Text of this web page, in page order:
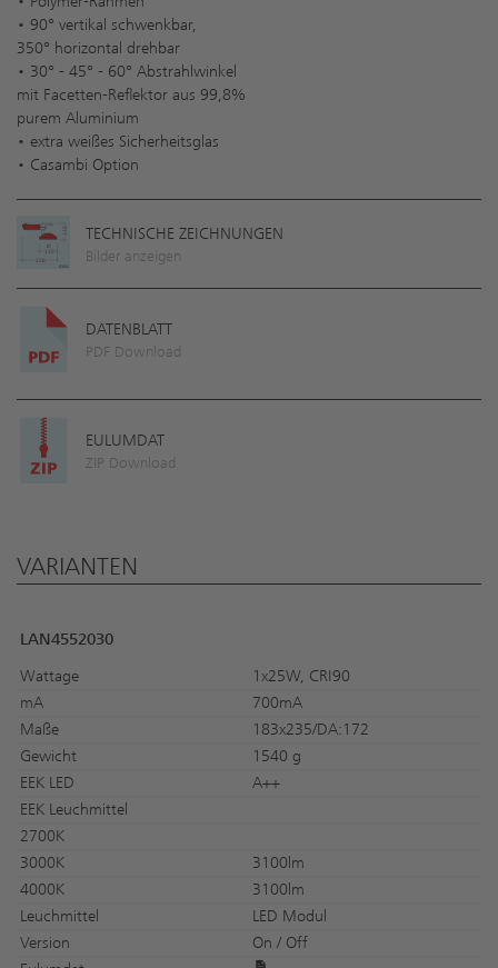
• 90° vertikal schwenkbar,
350° horizontal drehbar
• 30° - 45° - 60° Abstrahlwinkel
mit Facetten-Reflektor aus 99,8%
purem Aluminium
• extra weißes Sicherheitsglas
• Casambi Option
TECHNISCHE ZEICHNUNGEN
Bilder anzeigen
DATENBLATT
PDF Download
EULUMDAT
ZIP Download
VARIANTEN
LAN4552030
Wattage
1x25W, CRI90
mA
700mA
Maße
183x235/DA:172
Gewicht
1540 g
EEK LED
A++
EEK Leuchmittel
2700K
3000K
3100lm
4000K
3100lm
Leuchmittel
LED Modul
Version
On / Off